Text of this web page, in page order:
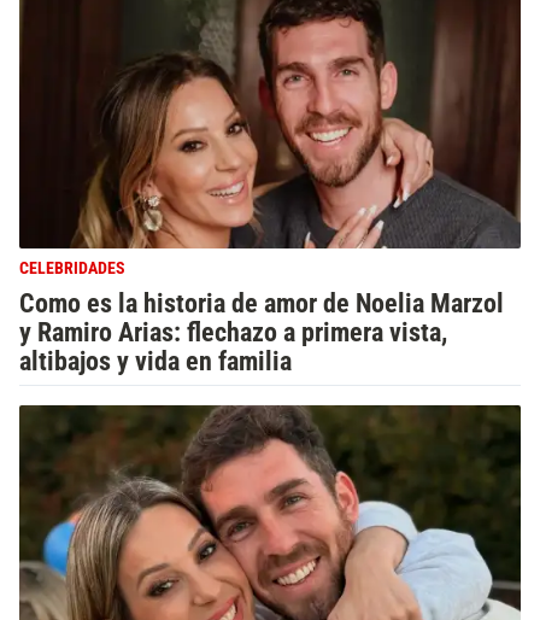
CELEBRIDADES
Como es la historia de amor de Noelia Marzol
y Ramiro Arias: flechazo a primera vista,
altibajos y vida en familia